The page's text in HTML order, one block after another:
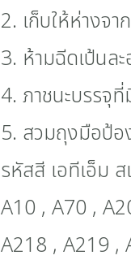
2. เก็บให้ห่างจา
3. ห้ามฉีดเป้นล
4. ภาชนะบรรจุ
5. สวมถุงมือป้
รหัสสี เอทีเอ็ม
A10 , A70 ,
A218 , A219 ,